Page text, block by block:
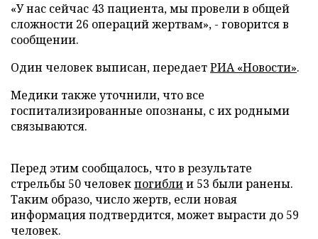
«У нас сейчас 43 пациента, мы провели в общей
сложности 26 операций жертвам», - говорится в
сообщении.
Один человек выписан, передаетРИА «Новости».
Медики также уточнили, что все
госпитализированные опознаны, с их родными
связываются.
Перед этим сообщалось, что в результате
стрельбы 50 человекпогиблии 53 были ранены.
Таким образо, число жертв, если новая
информация подтвердится, может вырасти до 59
человек.